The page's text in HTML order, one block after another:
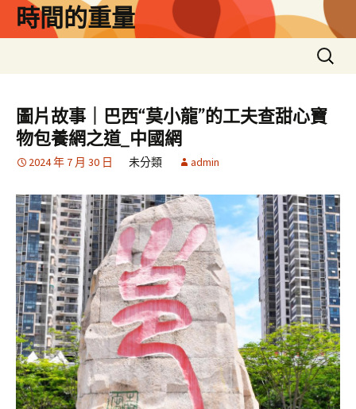
時間的重量
搜
尋
鍵
字:
圖片故事｜巴西“莫小龍”的工夫查甜心寶
物包養網之道_中國網
2024 年 7 月 30 日 未分類 admin